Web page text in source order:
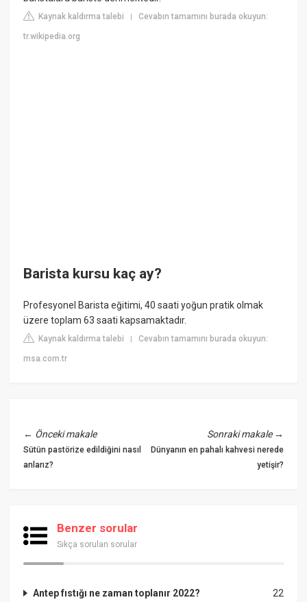
Kaynak kaldırma talebi |Cevabın tamamını burada okuyun:
tr.wikipedia.org
Barista kursu kaç ay?
Profesyonel Barista eğitimi, 40 saati yoğun pratik olmak
üzere toplam 63 saati kapsamaktadır.
Kaynak kaldırma talebi |Cevabın tamamını burada okuyun:
msa.com.tr
← Önceki makale
Sütün pastörize edildiğini nasıl
anlarız?
Sonraki makale→
Dünyanın en pahalı kahvesi nerede
yetişir?
Benzer sorular
Sıkça sorulan sorular
22
Antep fıstığı ne zaman toplanır 2022?